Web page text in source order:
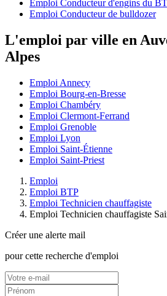
Emploi Conducteur d'engins du
Emploi Conducteur de bulldozer
L'emploi par ville en
Alpes
Emploi Annecy
Emploi Bourg-en-Bresse
Emploi Chambéry
Emploi Clermont-Ferrand
Emploi Grenoble
Emploi Lyon
Emploi Saint-Étienne
Emploi Saint-Priest
Emploi
Emploi BTP
Emploi Technicien chauffagiste
Emploi Technicien chauffagiste
Créer une alerte mail
pour cette recherche d'emploi